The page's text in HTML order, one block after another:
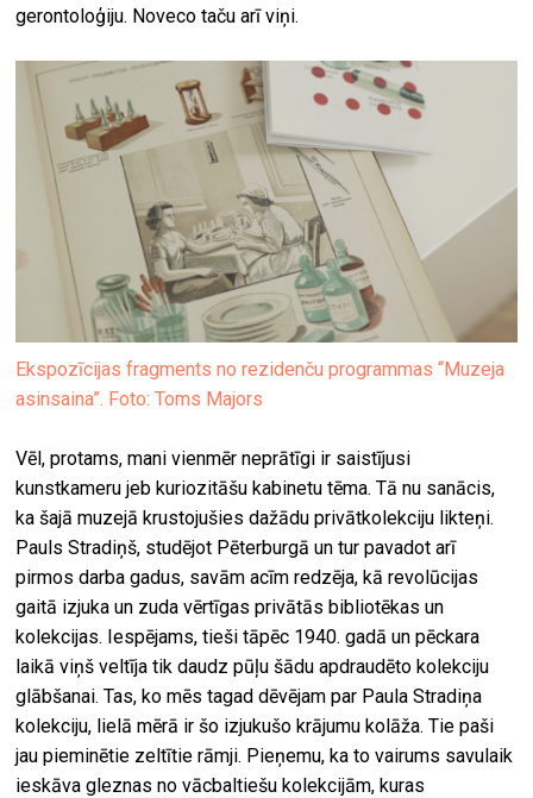
gerontoloģiju. Noveco taču arī viņi.
Ekspozīcijas fragments no rezidenču programmas “Muzeja
asinsaina”. Foto: Toms Majors
Vēl, protams, mani vienmēr neprātīgi ir saistījusi
kunstkameru jeb kuriozitāšu kabinetu tēma. Tā nu sanācis,
ka šajā muzejā krustojušies dažādu privātkolekciju likteņi.
Pauls Stradiņš, studējot Pēterburgā un tur pavadot arī
pirmos darba gadus, savām acīm redzēja, kā revolūcijas
gaitā izjuka un zuda vērtīgas privātās bibliotēkas un
kolekcijas. Iespējams, tieši tāpēc 1940. gadā un pēckara
laikā viņš veltīja tik daudz pūļu šādu apdraudēto kolekciju
glābšanai. Tas, ko mēs tagad dēvējam par Paula Stradiņa
kolekciju, lielā mērā ir šo izjukušo krājumu kolāža. Tie paši
jau pieminētie zeltītie rāmji. Pieņemu, ka to vairums savulaik
ieskāva gleznas no vācbaltiešu kolekcijām, kuras